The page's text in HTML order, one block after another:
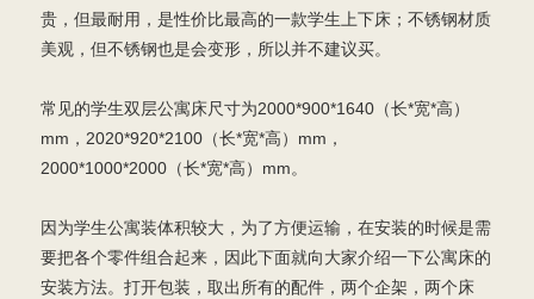
贵，但最耐用，是性价比最高的一款学生上下床；不锈钢材质
美观，但不锈钢也是会变形，所以并不建议买。
常见的学生双层公寓床尺寸为2000*900*1640（长*宽*高）
mm，2020*920*2100（长*宽*高）mm，
2000*1000*2000（长*宽*高）mm。
因为学生公寓装体积较大，为了方便运输，在安装的时候是需
要把各个零件组合起来，因此下面就向大家介绍一下公寓床的
安装方法。打开包装，取出所有的配件，两个企架，两个床